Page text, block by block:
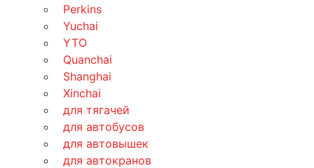
Perkins
Yuchai
YTO
Quanchai
Shanghai
Xinchai
для тягачей
для автобусов
для автовышек
для автокранов